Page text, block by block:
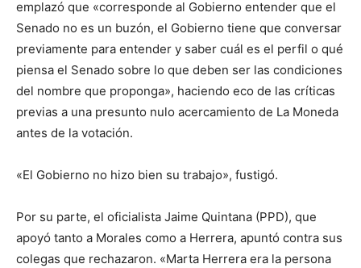
emplazó que «corresponde al Gobierno entender que el
Senado no es un buzón, el Gobierno tiene que conversar
previamente para entender y saber cuál es el perfil o qué
piensa el Senado sobre lo que deben ser las condiciones
del nombre que proponga», haciendo eco de las críticas
previas a una presunto nulo acercamiento de La Moneda
antes de la votación.
«El Gobierno no hizo bien su trabajo», fustigó.
Por su parte, el oficialista Jaime Quintana (PPD), que
apoyó tanto a Morales como a Herrera, apuntó contra sus
colegas que rechazaron. «Marta Herrera era la persona